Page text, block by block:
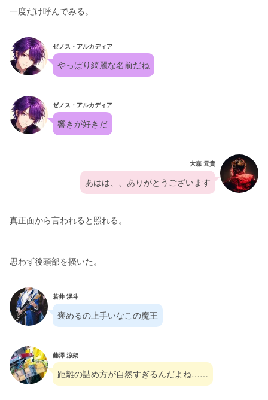
一度だけ呼んでみる。
ゼノス・アルカディア
やっぱり綺麗な名前だね
ゼノス・アルカディア
響きが好きだ
大森 元貴
あはは、、ありがとうございます
真正面から言われると照れる。
思わず後頭部を掻いた。
若井 滉斗
褒めるの上手いなこの魔王
藤澤 涼架
距離の詰め方が自然すぎるんだよね……